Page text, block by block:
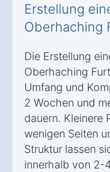
Erstellung
Oberhaching
Die Erstellung
Oberhaching
Umfang und
2 Wochen und
dauern. Kleinere
wenigen Seiten
Struktur lassen
innerhalb von 2-